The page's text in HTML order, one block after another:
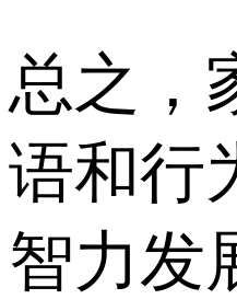
总之，
语和行
智力发